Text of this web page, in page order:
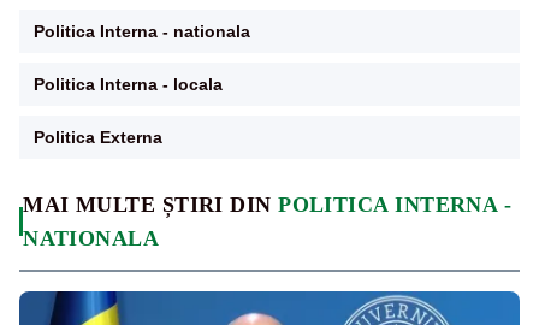
MAI MULTE ȘTIRI DINPOLITICA INTERNA -
NATIONALA
Politica Interna - nationala
Politica Interna - locala
Politica Externa